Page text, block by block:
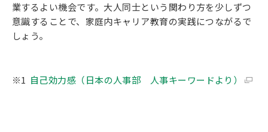
業するよい機会です。大人同士という関わり方を少しずつ
意識することで、家庭内キャリア教育の実践につながるで
しょう。
自己効力感（日本の人事部 人事キーワードより）